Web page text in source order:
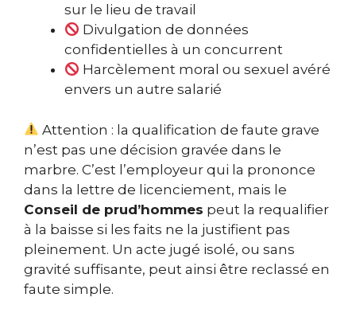
sur le lieu de travail
Divulgation de données
confidentielles à un concurrent
Harcèlement moral ou sexuel avéré
envers un autre salarié
Attention : la qualification de faute grave
n’est pas une décision gravée dans le
marbre. C’est l’employeur qui la prononce
dans la lettre de licenciement, mais le
Conseil de prud’hommes peut la requalifier
à la baisse si les faits ne la justifient pas
pleinement. Un acte jugé isolé, ou sans
gravité suffisante, peut ainsi être reclassé en
faute simple.